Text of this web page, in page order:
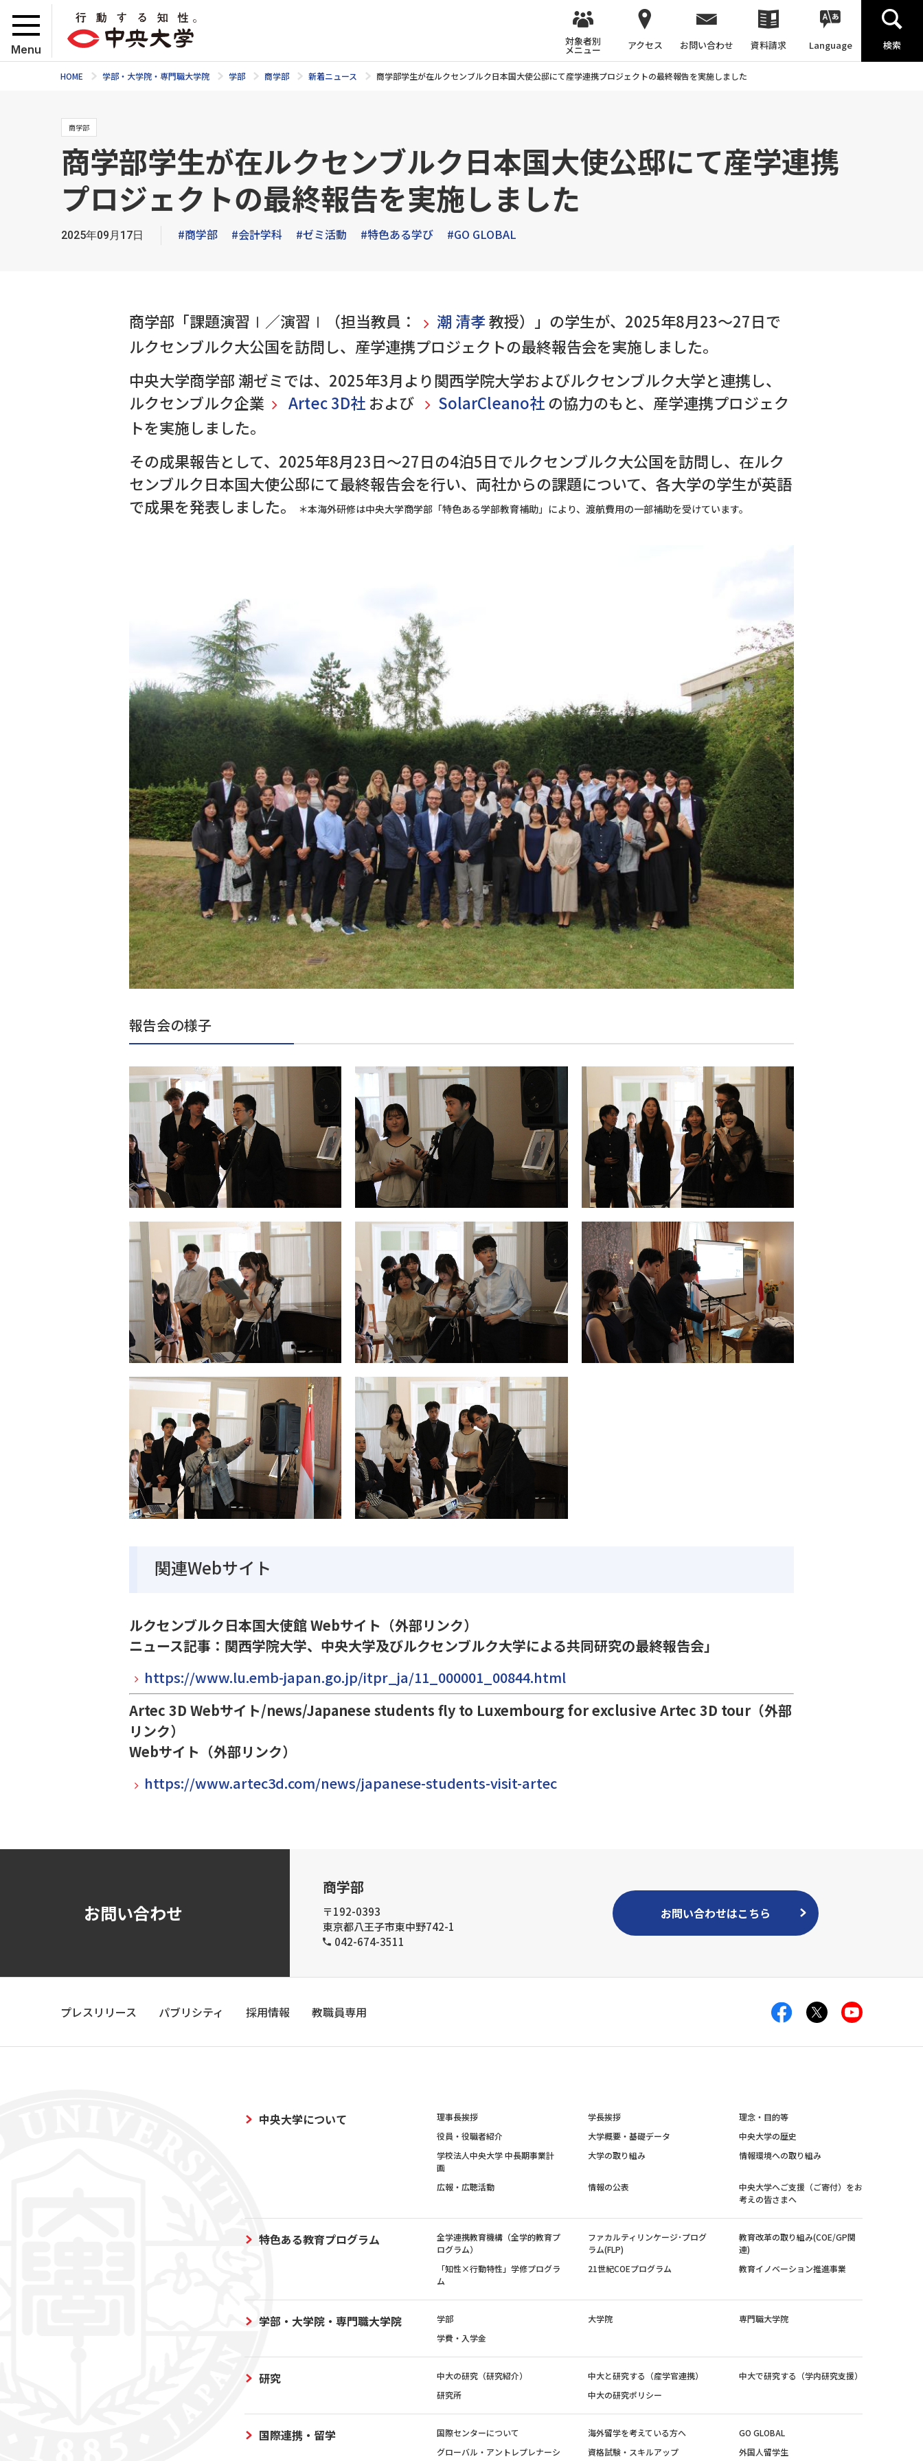
Menu
対象者別
メニュー アクセス お問い合わせ 資料請求 Language 検索
HOME 学部・大学院・専門職大学院 学部 商学部 新着ニュース 商学部学生が在ルクセンブルク日本国大使公邸にて産学連携プロジェクトの最終報告を実施しました
商学部
商学部学生が在ルクセンブルク日本国大使公邸にて産学連携
プロジェクトの最終報告を実施しました
2025年09月17日 #商学部 #会計学科 #ゼミ活動 #特色ある学び #GO GLOBAL
商学部「課題演習Ⅰ／演習Ⅰ（担当教員： 潮 清孝教授）」の学生が、2025年8月23～27日で
ルクセンブルク大公国を訪問し、産学連携プロジェクトの最終報告会を実施しました。
中央大学商学部 潮ゼミでは、2025年3月より関西学院大学およびルクセンブルク大学と連携し、
ルクセンブルク企業
Artec 3D社 および SolarCleano社の協力のもと、産学連携プロジェク
トを実施しました。
その成果報告として、2025年8月23日～27日の4泊5日でルクセンブルク大公国を訪問し、在ルク
センブルク日本国大使公邸にて最終報告会を行い、両社からの課題について、各大学の学生が英語
で成果を発表しました。
＊本海外研修は中央大学商学部「特色ある学部教育補助」により、渡航費用の一部補助を受けています。
報告会の様子
関連Webサイト
ルクセンブルク日本国大使館 Webサイト（外部リンク）
ニュース記事：関西学院大学、中央大学及びルクセンブルク大学による共同研究の最終報告会」
https://www.lu.emb-japan.go.jp/itpr_ja/11_000001_00844.html
Artec 3D Webサイト/news/Japanese students fly to Luxembourg for exclusive Artec 3D tour（外部
リンク）
Webサイト（外部リンク）
https://www.artec3d.com/news/japanese-students-visit-artec
お問い合わせ
商学部
〒192-0393
東京都八王子市東中野742-1
042-674-3511
お問い合わせはこちら
プレスリリース パブリシティ 採用情報 教職員専用
中央大学について 理事長挨拶 学長挨拶
理念・目的等
役員・役職者紹介
大学概要・基礎データ
中央大学の歴史
学校法人中央大学 中長期事業計
画
大学の取り組み 情報環境への取り組み
広報・広聴活動 情報の公表
中央大学へご支援（ご寄付）をお
考えの皆さまへ
特色ある教育プログラム
全学連携教育機構（全学的教育プ
ログラム）
ファカルティリンケージ･プログ
ラム(FLP)
教育改革の取り組み(COE/GP関
連)
「知性×行動特性」学修プログラ
ム
21世紀COEプログラム 教育イノベーション推進事業
学部・大学院・専門職大学院 学部 大学院
専門職大学院
学費・入学金
研究 中大の研究（研究紹介） 中大と研究する（産学官連携）
中大で研究する（学内研究支援）
研究所
中大の研究ポリシー
国際連携・留学 国際センターについて 海外留学を考えている方へ
GO GLOBAL
グローバル・アントレプレナーシ
資格試験・スキルアップ 外国人留学生